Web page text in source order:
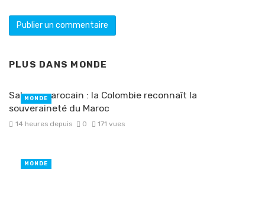
PLUS DANS MONDE
Sahara marocain : la Colombie reconnaît la
souveraineté du Maroc
14 heures depuis 0 171 vues
MONDE
MONDE